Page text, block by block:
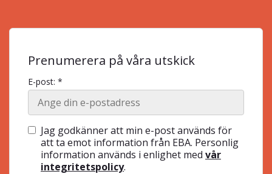
Prenumerera på våra utskick
E-post: *
Jag godkänner att min e-post används för
att ta emot information från EBA. Personlig
information används i enlighet med vår
integritetspolicy.